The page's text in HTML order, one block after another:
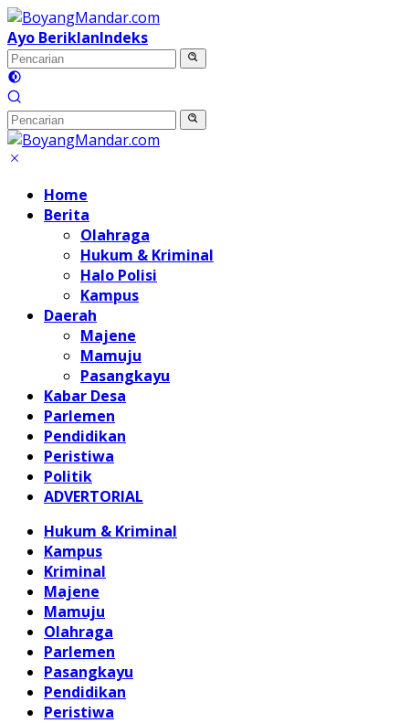
Langsung
ke
konten
Ayo BeriklanIndeks
Home
Berita
Olahraga
Hukum & Kriminal
Halo Polisi
Kampus
Daerah
Majene
Mamuju
Pasangkayu
Kabar Desa
Parlemen
Pendidikan
Peristiwa
Politik
ADVERTORIAL
Hukum & Kriminal
Kampus
Kriminal
Majene
Mamuju
Olahraga
Parlemen
Pasangkayu
Pendidikan
Peristiwa